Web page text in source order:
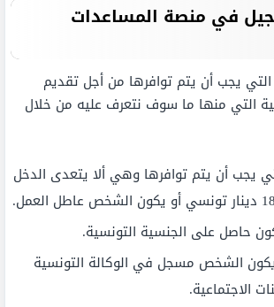
في منصة المساعدات
يجب أن يتم توافرها من أجل تقديم
التي منها ما سوف نتعرف عليه من خلال
يجب أن يتم توافرها وهي ألا يتعدى الدخل
حاصل على الجنسية التونسية.
الشخص مسجل في الوكالة التونسية
الاجتماعية.